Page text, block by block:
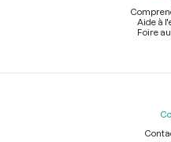
Aide à
Foire